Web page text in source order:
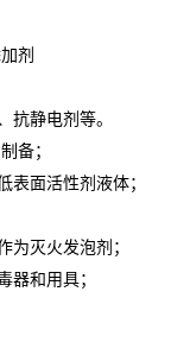
剂
抗静电剂等。
备；
表面活性剂液体；
为灭火发泡剂；
器和用具；